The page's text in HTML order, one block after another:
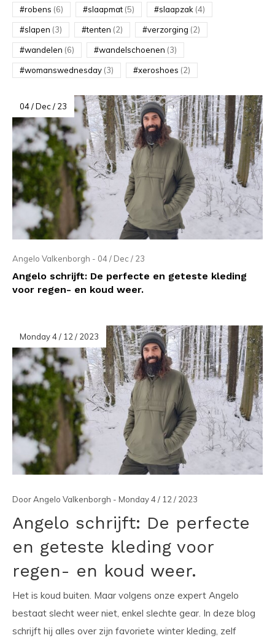
#robens (6) #slaapmat (5) #slaapzak (4)
#slapen (3) #tenten (2) #verzorging (2)
#wandelen (6) #wandelschoenen (3)
#womanswednesday (3) #xeroshoes (2)
04 / Dec / 23
Angelo Valkenborgh - 04 / Dec / 23
Angelo schrijft: De perfecte en geteste kleding
voor regen- en koud weer.
Monday 4 / 12 / 2023
Door Angelo Valkenborgh - Monday 4 / 12 / 2023
Angelo schrijft: De perfecte
en geteste kleding voor
regen- en koud weer.
Het is koud buiten. Maar volgens onze expert Angelo
bestaat slecht weer niet, enkel slechte gear. In deze blog
schrijft hij alles over zijn favoriete winter kleding, zelf